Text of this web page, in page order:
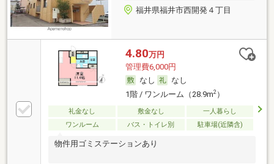
福井県福井市西開発４丁目
4.80万円
管理費6,000円
なし
なし
1階 / ワンルーム（28.9m2）
礼金なし 敷金なし
一人暮らし
ワンルーム
バス・トイレ別 駐車場(近隣含)
物件用ゴミステーションあり